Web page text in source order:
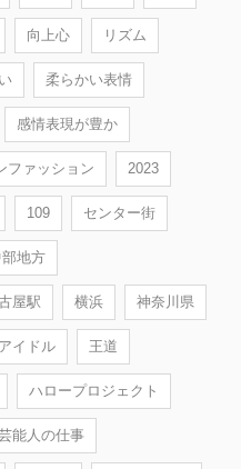
向上心 リズム
柔らかい表情
感情表現が豊か
ファッション 2023
109 センター街
地方
屋駅 横浜 神奈川県
イドル 王道
ハロープロジェクト
能人の仕事